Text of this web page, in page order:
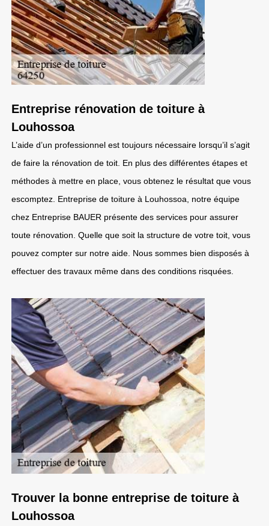
Entreprise rénovation de toiture à
Louhossoa
L’aide d’un professionnel est toujours nécessaire lorsqu’il s’agit
de faire la rénovation de toit. En plus des différentes étapes et
méthodes à mettre en place, vous obtenez le résultat que vous
escomptez. Entreprise de toiture à Louhossoa, notre équipe
chez Entreprise BAUER présente des services pour assurer
toute rénovation. Quelle que soit la structure de votre toit, vous
pouvez compter sur notre aide. Nous sommes bien disposés à
effectuer des travaux même dans des conditions risquées.
Trouver la bonne entreprise de toiture à
Louhossoa